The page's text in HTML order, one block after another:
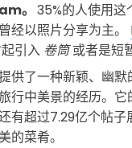
。 35%的人使用这
经以照片分享为主。
引入 卷筒或者是短
供了一种新颖、幽默
行中美景的经历。它
有超过7.29亿个帖子
的菜肴。